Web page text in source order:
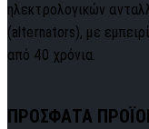
ηλεκτρολογικών
(alternators), με
από 40 χρόνια.
ΠΡΟΣΦΑΤΑ